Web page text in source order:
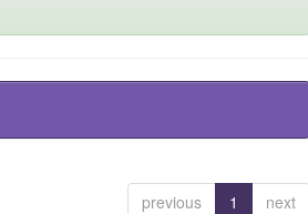
previous 1 next